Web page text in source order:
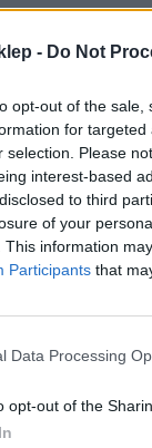
- Do Not
opt-out of the
for
selection. Please
interest-based
to third
of your
This information
Participants that
Data Processing
opt-out of the
urządzenia
stale
nasze
oparte na
w tej
by wszystkie nasze
MFC-
urządzenia,
większe
pakiecie z